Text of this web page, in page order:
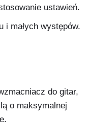
ustawień.
i małych występów.
do gitar,
o maksymalnej